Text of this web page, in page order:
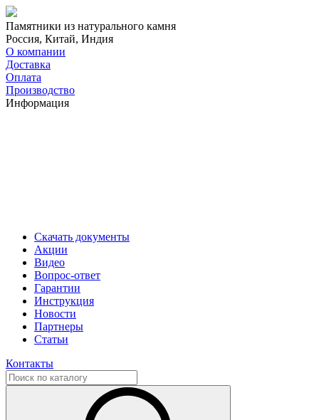
Памятники из натурального камня
Россия, Китай, Индия
О компании
Доставка
Оплата
Производство
Информация
Скачать документы
Акции
Видео
Вопрос-ответ
Гарантии
Инструкция
Новости
Партнеры
Статьи
Контакты